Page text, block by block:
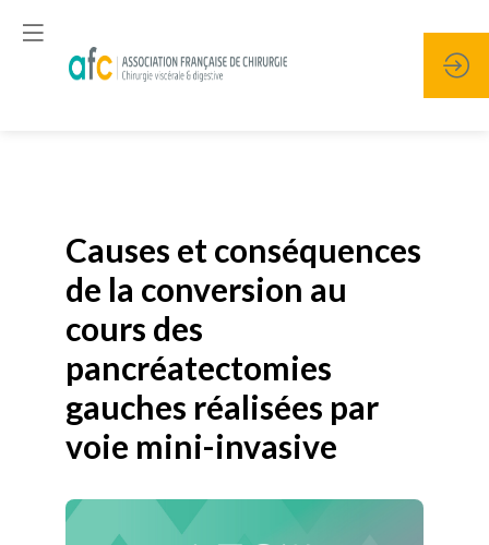
Causes et conséquences
de la conversion au
cours des
pancréatectomies
gauches réalisées par
voie mini-invasive